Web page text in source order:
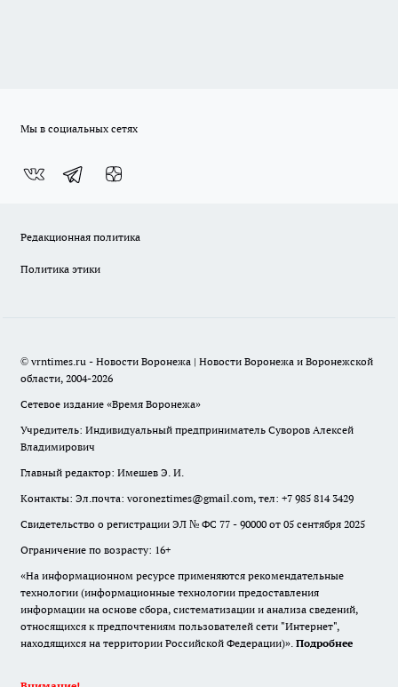
Мы в социальных сетях
Редакционная политика
Политика этики
© vrntimes.ru - Новости Воронежа | Новости Воронежа и Воронежской
области, 2004-2026
Сетевое издание «Время Воронежа»
Учредитель: Индивидуальный предприниматель Суворов Алексей
Владимирович
Главный редактор: Имешев Э. И.
Контакты: Эл.почта: voroneztimes@gmail.com, тел: +7 985 814 3429
Свидетельство о регистрации ЭЛ № ФС 77 - 90000 от 05 сентября 2025
Ограничение по возрасту: 16+
«На информационном ресурсе применяются рекомендательные
технологии (информационные технологии предоставления
информации на основе сбора, систематизации и анализа сведений,
относящихся к предпочтениям пользователей сети "Интернет",
находящихся на территории Российской Федерации)». Подробнее